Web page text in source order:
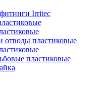
Irritec
отводы пластиковые
пластиковые